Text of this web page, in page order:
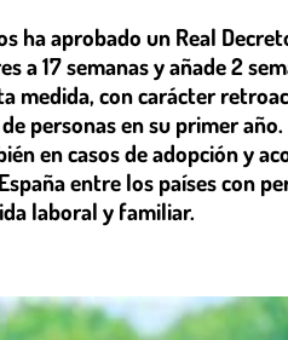
ha aprobado un Real
a 17 semanas y añade 2
medida, con carácter
personas en su primer
en casos de adopción y
entre los países con
laboral y familiar.